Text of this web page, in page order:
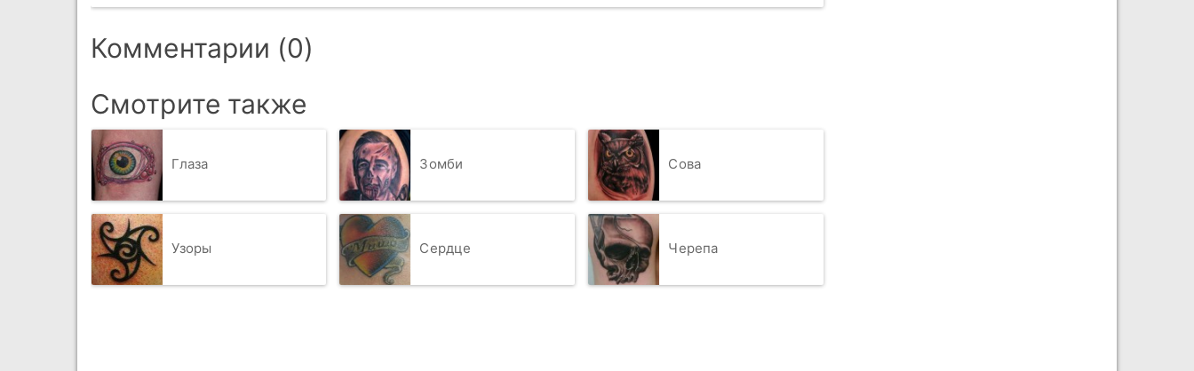
Комментарии (0)
Смотрите также
Глаза Зомби Сова
Узоры Сердце Черепа